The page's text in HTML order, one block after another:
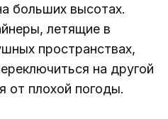
больших высотах.
летящие в
пространствах,
на другой
от плохой погоды.